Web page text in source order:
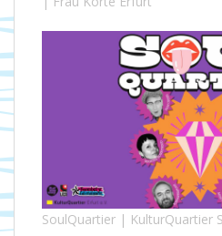
SoulQuartier | KulturQuartier